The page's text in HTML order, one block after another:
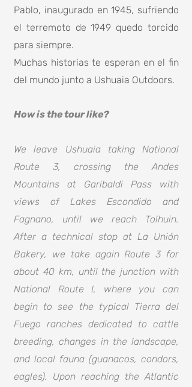
Pablo, inaugurado en 1945, sufriendo
el terremoto de 1949 quedo torcido
para siempre.
Muchas historias te esperan en el fin
del mundo junto a Ushuaia Outdoors.
How is the tour like?
We leave Ushuaia taking National
Route 3, crossing the Andes
Mountains at Garibaldi Pass with
views of Lakes Escondido and
Fagnano, until we reach Tolhuin.
After a technical stop at La Unión
Bakery, we take again Route 3 for
about 40 km, until the junction with
National Route I, where you can
begin to see the typical Tierra del
Fuego ranches dedicated to cattle
breeding, changes in the landscape,
and local fauna (guanacos, condors,
eagles). Upon reaching the Atlantic